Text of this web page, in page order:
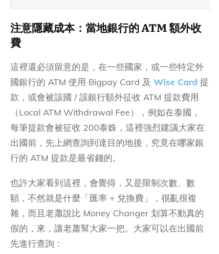
注意隱藏成本：當地銀行的 ATM 額外收
費
這裡還必須留意的是，在一些國家，或一些特定外
國銀行的 ATM 使用 Bigpay Card 及 Wise Card 提
款，或會被該國 / 該銀行額外征收 ATM 提款費用
（Local ATM Withdrawal Fee），例如在泰國，
每筆提款會被征收 200泰銖，這裡強烈建議大家在
出國前，先上網查詢到達目的地後，究竟在哪家銀
行的 ATM 提款是最省錢的。
也許大家看到這裡，會覺得，又是限制次數、數
額，不然就是什麼「匯率 + 兌換費」，很亂很複
雜，而且老蕭說比 Money Changer 划算不動真的
假的，來，讓老蕭幫大家一把。大家可以在出國前
先進行查詢：